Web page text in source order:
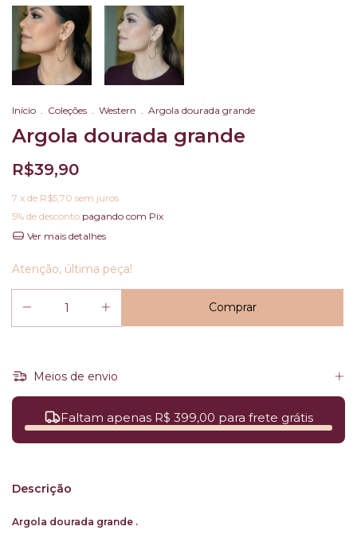
Início Coleções Western Argola dourada grande
Argola dourada grande
R$39,90
7 x de R$5,70 sem juros
5% de desconto pagando com Pix
Ver mais detalhes
Atenção, última peça!
Meios de envio
Faltam apenas R$ 399,00 para frete grátis
Descrição
Argola dourada grande .